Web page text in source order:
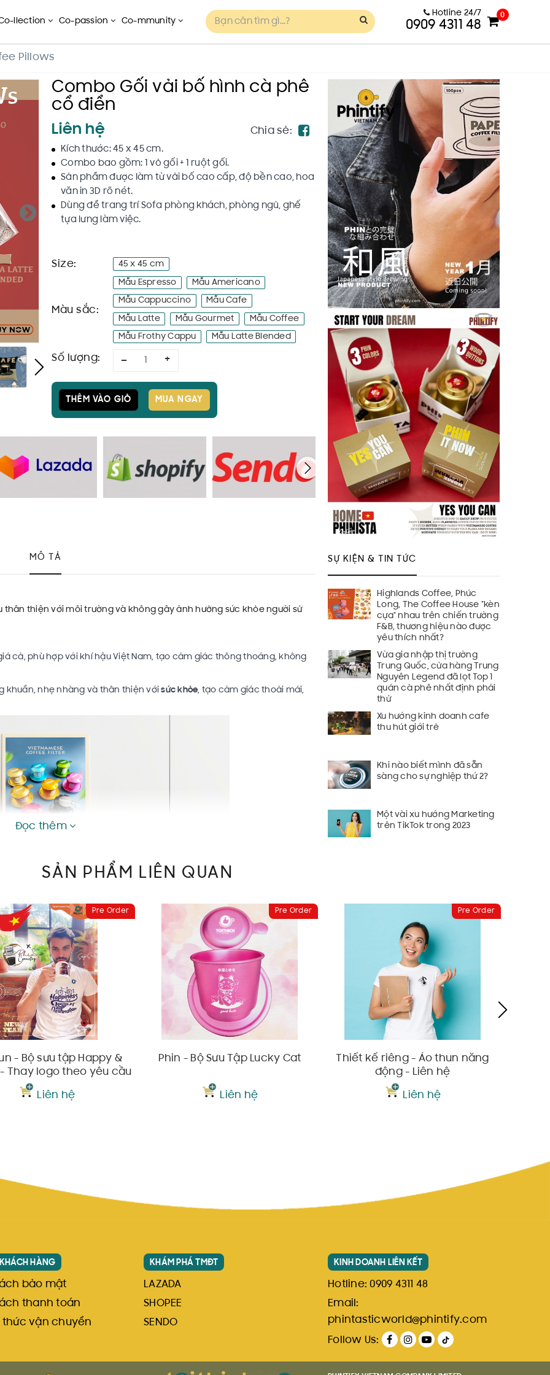
llection Co-passion Co-mmunity
Hotline 24/7
0909 4311 48
0
Pillows
Combo Gối vải bố hình cà phê
cổ điển
Liên hệ Chia sẻ:
Kích thước: 45 x 45 cm.
Combo bao gồm: 1 vỏ gối + 1 ruột gối.
Sản phẩm được làm từ vải bố cao cấp, độ bền cao, hoa
văn in 3D rõ nét.
Dùng để trang trí Sofa phòng khách, phòng ngủ, ghế
tựa lưng làm việc.
Size: 45 x 45 cm
Màu sắc:
Mẫu Espresso
Mẫu Americano
Mẫu Cappuccino
Mẫu Cafe
Mẫu Latte
Mẫu Gourmet
Mẫu Coffee
Mẫu Frothy Cappu
Mẫu Latte Blended
Số lượng: – +
THÊM VÀO GIỎ MUA NGAY
MÔ TẢ
thiện với môi trường và không gây ảnh hưởng sức khỏe người sử
cả, phù hợp với khí hậu Việt Nam, tạo cảm giác thông thoáng, không
khuẩn, nhẹ nhàng và thân thiện vớisức khỏe, tạo cảm giác thoải mái,
sử dụng khi trang trí ghế sofa, gối tựa lưng khi làm việc tại văn phòng,
phê.
Đọc thêm
SỰ KIỆN & TIN TỨC
Highlands Coffee, Phúc
Long, The Coffee House "kèn
cựa" nhau trên chiến trường
F&B, thương hiệu nào được
yêu thích nhất?
Vừa gia nhập thị trường
Trung Quốc, cửa hàng Trung
Nguyên Legend đã lọt Top 1
quán cà phê nhất định phải
thử
Xu hướng kinh doanh cafe
thu hút giới trẻ
Khi nào biết mình đã sẵn
sàng cho sự nghiệp thứ 2?
Một vài xu hướng Marketing
trên TikTok trong 2023
SẢN PHẨM LIÊN QUAN
Pre Order
- Bộ sưu tập Happy &
Thay logo theo yêu cầu
Liên hệ
Pre Order
Phin - Bộ Sưu Tập Lucky Cat
Liên hệ
Pre Order
Thiết kế riêng - Áo thun năng
động - Liên hệ
Liên hệ
HÀNG
bảo mật
thanh toán
thức vận chuyển
KHÁM PHÁ TMĐT
LAZADA
SHOPEE
SENDO
KINH DOANH LIÊN KẾT
Hotline: 0909 4311 48
Email:
phintasticworld@phintify.com
Follow Us: